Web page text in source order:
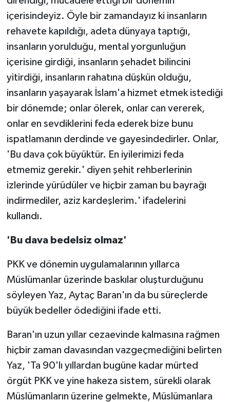
içerisindeyiz. Öyle bir zamandayız ki insanların
rehavete kapıldığı, adeta dünyaya taptığı,
insanların yorulduğu, mental yorgunluğun
içerisine girdiği, insanların şehadet bilincini
yitirdiği, insanların rahatına düşkün olduğu,
insanların yaşayarak İslam'a hizmet etmek istediği
bir dönemde; onlar ölerek, onlar can vererek,
onlar en sevdiklerini feda ederek bize bunu
ispatlamanın derdinde ve gayesindedirler. Onlar,
'Bu dava çok büyüktür. En iyilerimizi feda
etmemiz gerekir.' diyen şehit rehberlerinin
izlerinde yürüdüler ve hiçbir zaman bu bayrağı
indirmediler, aziz kardeşlerim.' ifadelerini
kullandı.
'Bu dava bedelsiz olmaz'
PKK ve dönemin uygulamalarının yıllarca
Müslümanlar üzerinde baskılar oluşturduğunu
söyleyen Yaz, Aytaç Baran'ın da bu süreçlerde
büyük bedeller ödediğini ifade etti.
Baran'ın uzun yıllar cezaevinde kalmasına rağmen
hiçbir zaman davasından vazgeçmediğini belirten
Yaz, 'Ta 90'lı yıllardan bugüne kadar mürted
örgüt PKK ve yine hakeza sistem, sürekli olarak
Müslümanların üzerine gelmekte, Müslümanlara